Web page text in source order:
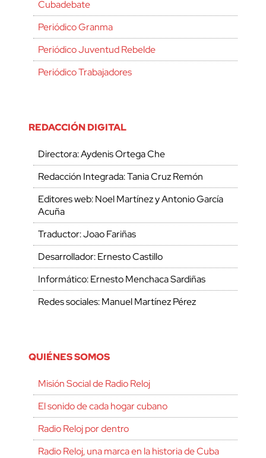
Cubadebate
Periódico Granma
Periódico Juventud Rebelde
Periódico Trabajadores
REDACCIÓN DIGITAL
Directora: Aydenis Ortega Che
Redacción Integrada: Tania Cruz Remón
Editores web: Noel Martínez y Antonio García
Acuña
Traductor: Joao Fariñas
Desarrollador: Ernesto Castillo
Informático: Ernesto Menchaca Sardiñas
Redes sociales: Manuel Martínez Pérez
QUIÉNES SOMOS
Misión Social de Radio Reloj
El sonido de cada hogar cubano
Radio Reloj por dentro
Radio Reloj, una marca en la historia de Cuba